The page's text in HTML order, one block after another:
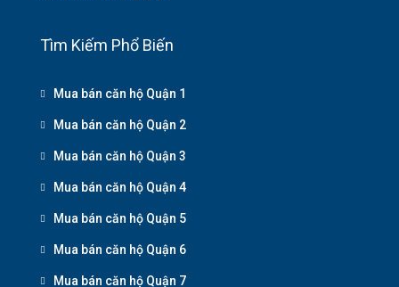
Tìm Kiếm Phổ Biến
Mua bán căn hộ Quận 1
Mua bán căn hộ Quận 2
Mua bán căn hộ Quận 3
Mua bán căn hộ Quận 4
Mua bán căn hộ Quận 5
Mua bán căn hộ Quận 6
Mua bán căn hộ Quận 7